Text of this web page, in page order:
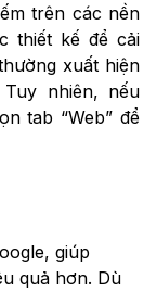
trên các nền
thiết kế để cải
xuất hiện
nhiên, nếu
tab “Web” để
giúp
quả hơn. Dù